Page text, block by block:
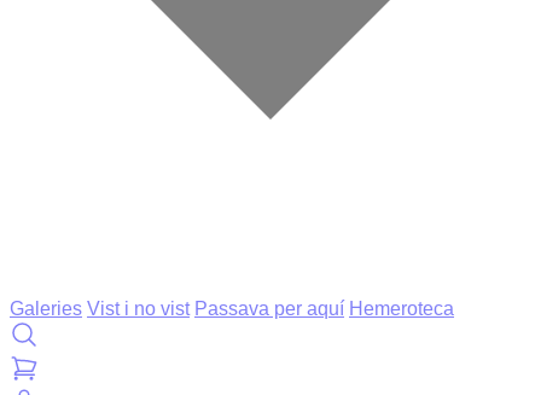
Galeries Vist i no vist Passava per aquí Hemeroteca